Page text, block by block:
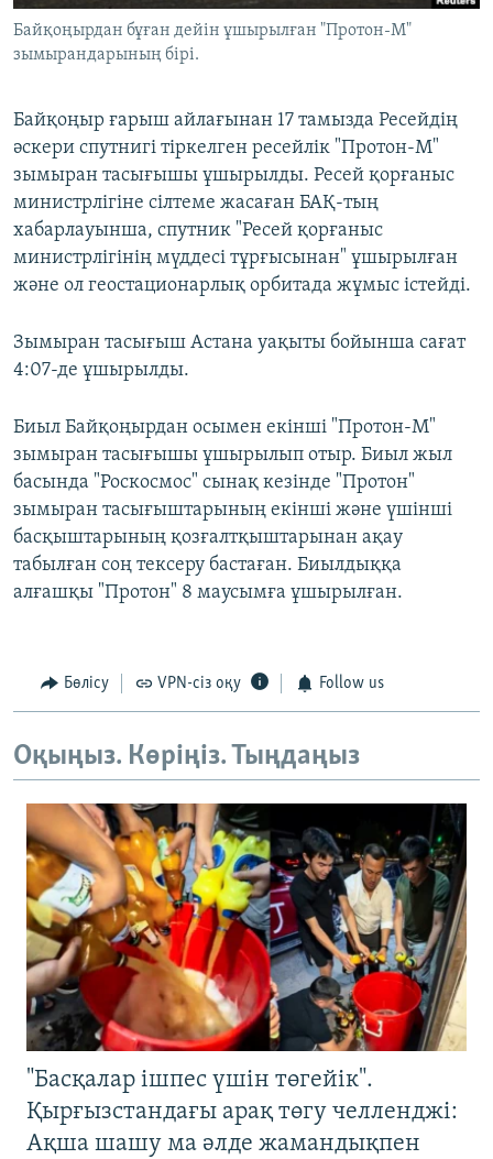
Басқа тілдерде
Байқоңырдан бұған дейін ұшырылған "Протон-М"
зымырандарының бірі.
Байқоңыр ғарыш айлағынан 17 тамызда Ресейдің
әскери спутнигі тіркелген ресейлік "Протон-М"
зымыран тасығышы ұшырылды. Ресей қорғаныс
министрлігіне сілтеме жасаған БАҚ-тың
хабарлауынша, спутник "Ресей қорғаныс
министрлігінің мүддесі тұрғысынан" ұшырылған
және ол геостационарлық орбитада жұмыс істейді.
Зымыран тасығыш Астана уақыты бойынша сағат
4:07-де ұшырылды.
Биыл Байқоңырдан осымен екінші "Протон-М"
зымыран тасығышы ұшырылып отыр. Биыл жыл
басында "Роскосмос" сынақ кезінде "Протон"
зымыран тасығыштарының екінші және үшінші
басқыштарының қозғалтқыштарынан ақау
табылған соң тексеру бастаған. Биылдыққа
алғашқы "Протон" 8 маусымға ұшырылған.
Бөлісу VPN-сіз оқу Follow us
Оқыңыз. Көріңіз. Тыңдаңыз
"Басқалар ішпес үшін төгейік".
Қырғызстандағы арақ төгу челленджі:
Ақша шашу ма әлде жамандықпен